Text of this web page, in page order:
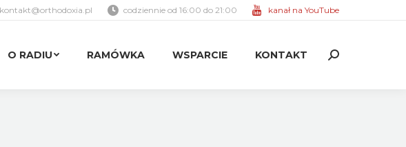
kontakt@orthodoxia.pl codziennie od 16:00 do 21:00 kanał na YouTube
O RADIU RAMÓWKA WSPARCIE KONTAKT Search: